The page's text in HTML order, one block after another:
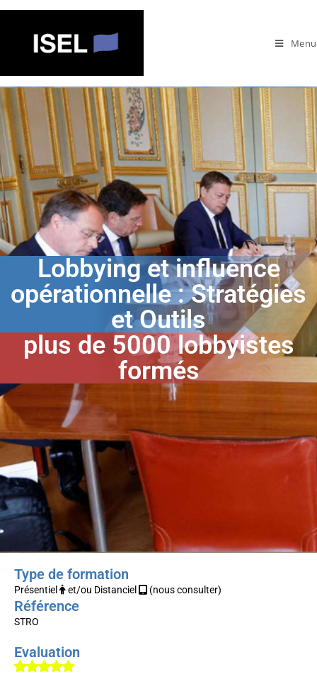
Menu
Lobbying et influence
opérationnelle : Stratégies
et Outils
plus de 5000 lobbyistes
formés
Type de formation
Présentiel et/ou Distanciel (nous consulter)
Référence
STRO
Evaluation